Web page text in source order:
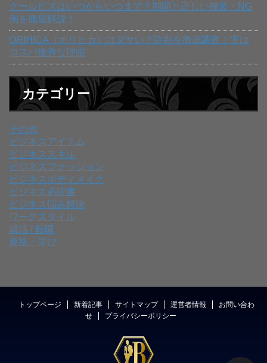
クールビズはいつからいつまで？期間と正しい服装・NG
例を徹底解説！
ORIHICA（オリヒカ）はダサい？評判を徹底調査｜実は
コスパ優秀な理由
カテゴリー
その他
ビジネスアイテム
ビジネススキル
ビジネスファッション
ビジネスボディメイク
ビジネス必読書
ビジネス悩み解決
ワークスタイル
就活 / 転職
資格・学び
トップページ 新着記事 サイトマップ 運営者情報
お問い合わ
せ
プライバシーポリシー